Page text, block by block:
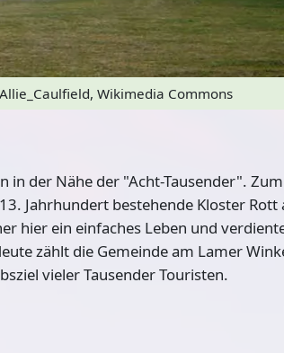
Wikimedia Commons
in der Nähe der "Acht-Tausender".
Jahrhundert bestehende Kloster
hier ein einfaches Leben und
zählt die Gemeinde am Lamer
vieler Tausender Touristen.